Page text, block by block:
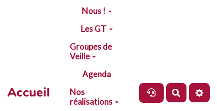
Aller au contenu principal
Accueil
Nous !
Les GT
Groupes de
Veille
Agenda
Nos
réalisations